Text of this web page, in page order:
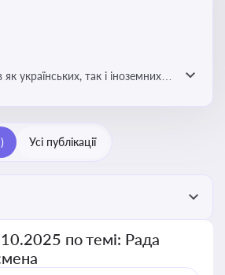
як українських, так і іноземних
Усі публікації
по темі: Рада